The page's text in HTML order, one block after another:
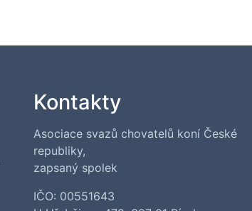
Kontakty
Asociace svazů chovatelů koní České
republiky,
zapsaný spolek
IČO: 00551643